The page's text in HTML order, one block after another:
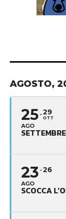
AGOSTO,
25
AGO
29
OTT
23
AGO
26
SCOCCA